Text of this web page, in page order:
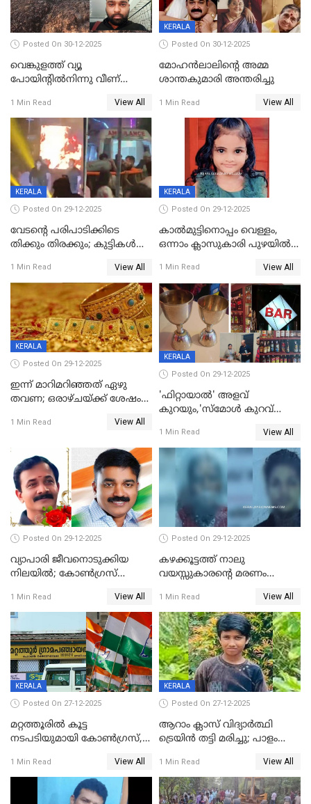
Posted On 30-12-2025
വെങ്കുളത്ത് വ്യൂ
പോയിന്റിൽനിന്നു വീണ്
1 Min Read View All
KERALA
Posted On 30-12-2025
മോഹന്‍ലാലിന്‍റെ അമ്മ
ശാന്തകുമാരി അന്തരിച്ചു
1 Min Read View All
KERALA
Posted On 29-12-2025
വേടന്റെ പരിപാടിക്കിടെ
തിക്കും തിരക്കും; കുട്ടികള്‍
പരിക്ക്; പാളം മറികടന്ന
യുവാവ് ട്രെയിന്‍ തട്ടി മരിച്ചു
1 Min Read View All
KERALA
Posted On 29-12-2025
കാൽമുട്ടിനൊപ്പം വെള്ളം,
ഒന്നാം ക്ലാസുകാരി പുഴയിൽ
കുട്ടികൾക്കൊപ്പം
കളിക്കുന്നതിനിടെ
1 Min Read View All
KERALA
Posted On 29-12-2025
ഇന്ന് മാറിമറിഞ്ഞത് ഏഴു
തവണ; ഒരാഴ്ചയ്ക്ക് ശേഷം
1 Min Read View All
KERALA
Posted On 29-12-2025
'ഫിറ്റായാൽ' അളവ്
കുറയും,'സ്‌മോൾ കുറവ്
പിഴ
1 Min Read View All
Posted On 29-12-2025
വ്യാപാരി ജീവനൊടുക്കിയ
നിലയില്‍; കോണ്‍ഗ്രസ്
മാനസികപീഡനമെന്ന് കുറിപ്പ്
1 Min Read View All
Posted On 29-12-2025
കഴക്കൂട്ടത്ത് നാലു
വയസ്സുകാരന്റെ മരണം
സുഹൃത്തും പൊലീസ്
കസ്റ്റഡിയിൽ
1 Min Read View All
KERALA
Posted On 27-12-2025
മറ്റത്തൂരിൽ കൂട്ട
നടപടിയുമായി കോണ്‍ഗ്രസ്,
എട്ട് പേര്‍ ഉള്‍പ്പെടെ
പത്തുപേരെ പുറത്താക്കി,
ചൊവ്വന്നൂരിലും നടപടി
1 Min Read View All
KERALA
Posted On 27-12-2025
ആറാം ക്ലാസ് വിദ്യാർത്ഥി
ട്രെയിൻ തട്ടി മരിച്ചു; പാളം
അപകടം മലപ്പുറത്ത്
1 Min Read View All